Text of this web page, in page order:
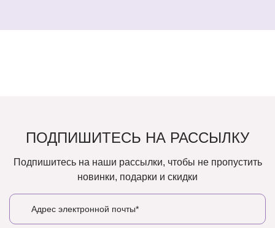
ПОДПИШИТЕСЬ НА РАССЫЛКУ
Подпишитесь на наши рассылки, чтобы не пропустить
новинки, подарки и скидки